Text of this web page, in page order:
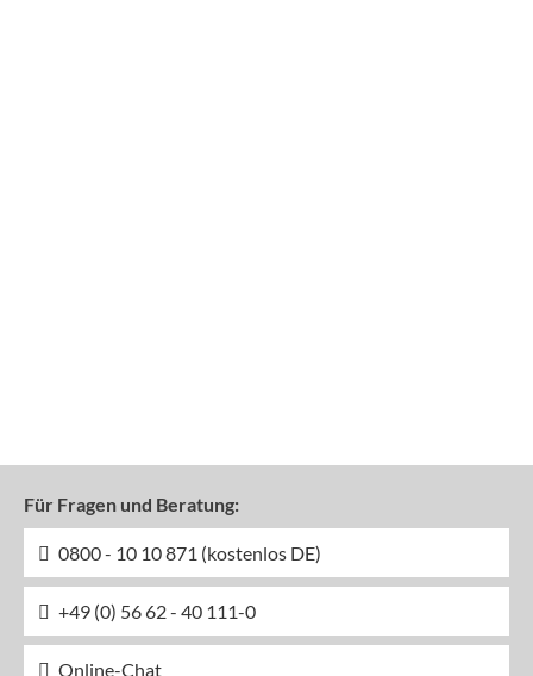
Für Fragen und Beratung:
0800 - 10 10 871 (kostenlos DE)
+49 (0) 56 62 - 40 111-0
Online-Chat